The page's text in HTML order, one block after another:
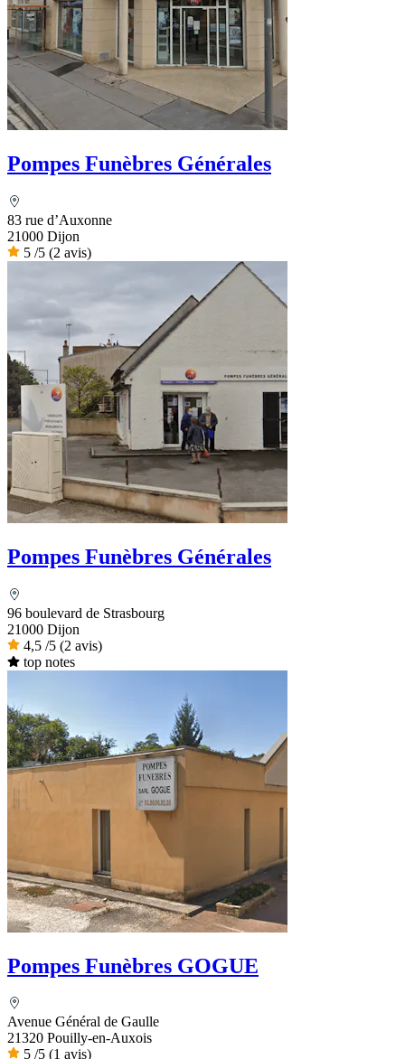
Pompes Funèbres Générales
83 rue d’Auxonne
21000 Dijon
5 /5 (2 avis)
Pompes Funèbres Générales
96 boulevard de Strasbourg
21000 Dijon
4,5 /5 (2 avis)
top notes
Pompes Funèbres GOGUE
Avenue Général de Gaulle
21320 Pouilly-en-Auxois
5 /5 (1 avis)